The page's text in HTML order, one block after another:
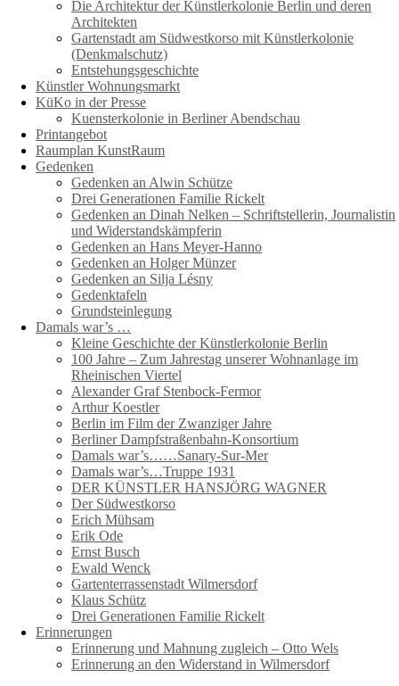
Die Architektur der Künstlerkolonie Berlin und deren
Architekten
Gartenstadt am Südwestkorso mit Künstlerkolonie
(Denkmalschutz)
Entstehungsgeschichte
Künstler Wohnungsmarkt
KüKo in der Presse
Kuensterkolonie in Berliner Abendschau
Printangebot
Raumplan KunstRaum
Gedenken
Gedenken an Alwin Schütze
Drei Generationen Familie Rickelt
Gedenken an Dinah Nelken – Schriftstellerin, Journalistin
und Widerstandskämpferin
Gedenken an Hans Meyer-Hanno
Gedenken an Holger Münzer
Gedenken an Silja Lésny
Gedenktafeln
Grundsteinlegung
Damals war’s …
Kleine Geschichte der Künstlerkolonie Berlin
100 Jahre – Zum Jahrestag unserer Wohnanlage im
Rheinischen Viertel
Alexander Graf Stenbock-Fermor
Arthur Koestler
Berlin im Film der Zwanziger Jahre
Berliner Dampfstraßenbahn-Konsortium
Damals war’s……Sanary-Sur-Mer
Damals war’s…Truppe 1931
DER KÜNSTLER HANSJÖRG WAGNER
Der Südwestkorso
Erich Mühsam
Erik Ode
Ernst Busch
Ewald Wenck
Gartenterrassenstadt Wilmersdorf
Klaus Schütz
Drei Generationen Familie Rickelt
Erinnerungen
Erinnerung und Mahnung zugleich – Otto Wels
Erinnerung an den Widerstand in Wilmersdorf